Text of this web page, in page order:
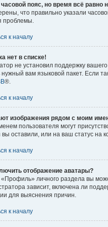
пояс, но время всё равно
что правильно указали
проблемы.
к началу
нет в списке!
не установил поддержку
нужный вам языковой пакет. Если
®.
к началу
изображения рядом с моим
пользователя могут
оставили, или на ваш статус на
к началу
отображение аватары?
«Профиль» личного раздела вы
зависит, включена ли
для выяснения причин.
к началу